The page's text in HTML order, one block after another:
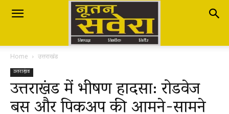
Nutan
Savera
नूतन
Home उत्तराखंड
उत्तराखंड
उत्तराखंड में भीषण हादसा: रोडवेज